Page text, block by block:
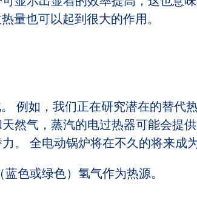
量也可以起到很大的作用。
例如，我们正在研究潜在的替代
然气，蒸汽的电过热器可能会提
。 全电动锅炉将在不久的将来成
色或绿色）氢气作为热源。